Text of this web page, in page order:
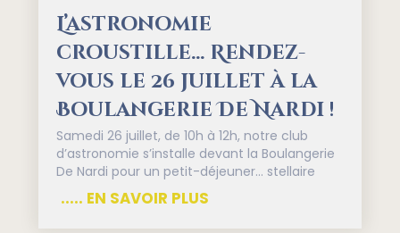
L’astronomie
croustille… Rendez-
vous le 26 juillet à la
Boulangerie De Nardi !
Samedi 26 juillet, de 10h à 12h, notre club
d’astronomie s’installe devant la Boulangerie
De Nardi pour un petit-déjeuner… stellaire
..... EN SAVOIR PLUS